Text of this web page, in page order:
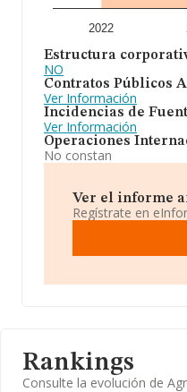
2022
Estructura
NO
Contratos Públicos
Ver Información
Incidencias de
Ver Información
Operaciones
No constan
Ver el informe
Regístrate en
Rankings
Consulte la evolución de